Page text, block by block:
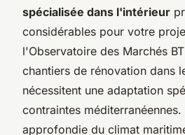
spécialisée dans l'intérieur
considérables pour votre
l'Observatoire des Marchés
chantiers de rénovation dans
nécessitent une adaptation
contraintes
approfondie du climat